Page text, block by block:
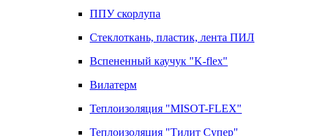
ППУ скорлупа
Стеклоткань, пластик, лента ПИЛ
Вспененный каучук "K-flex"
Вилатерм
Теплоизоляция "MISOT-FLEX"
Теплоизоляция "Тилит Супер"